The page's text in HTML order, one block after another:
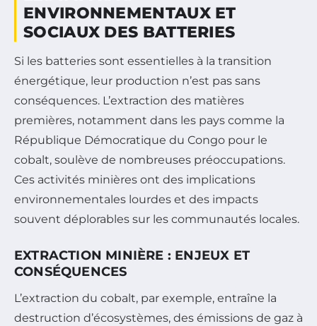
ENVIRONNEMENTAUX ET
SOCIAUX DES BATTERIES
Si les batteries sont essentielles à la transition
énergétique, leur production n’est pas sans
conséquences. L’extraction des matières
premières, notamment dans les pays comme la
République Démocratique du Congo pour le
cobalt, soulève de nombreuses préoccupations.
Ces activités minières ont des implications
environnementales lourdes et des impacts
souvent déplorables sur les communautés locales.
EXTRACTION MINIÈRE : ENJEUX ET
CONSÉQUENCES
L’extraction du cobalt, par exemple, entraîne la
destruction d’écosystèmes, des émissions de gaz à